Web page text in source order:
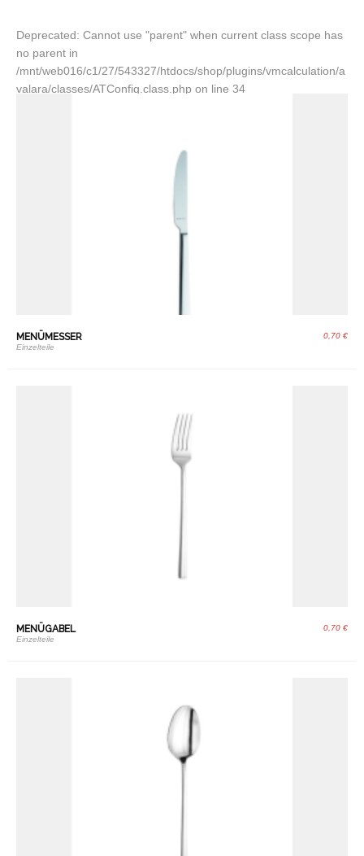
Deprecated: Cannot use "parent" when current class scope has
no parent in
/mnt/web016/c1/27/543327/htdocs/shop/plugins/vmcalculation/a
valara/classes/ATConfig.class.php on line 34
0,70 €
MENÜMESSER
Einzelteile
0,70 €
MENÜGABEL
Einzelteile